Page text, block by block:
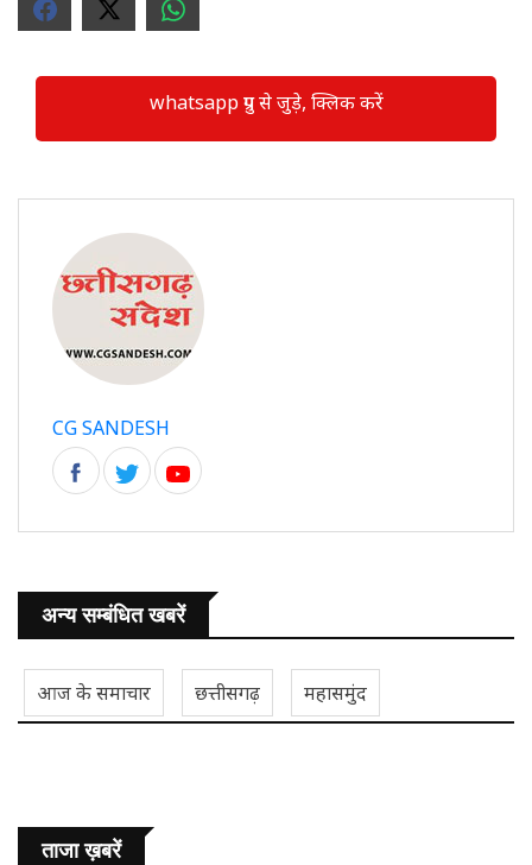
whatsapp ग्रुप से जुड़े, क्लिक करें
CG SANDESH
अन्य सम्बंधित खबरें
आज के समाचार छत्तीसगढ़ महासमुंद
ताजा ख़बरें